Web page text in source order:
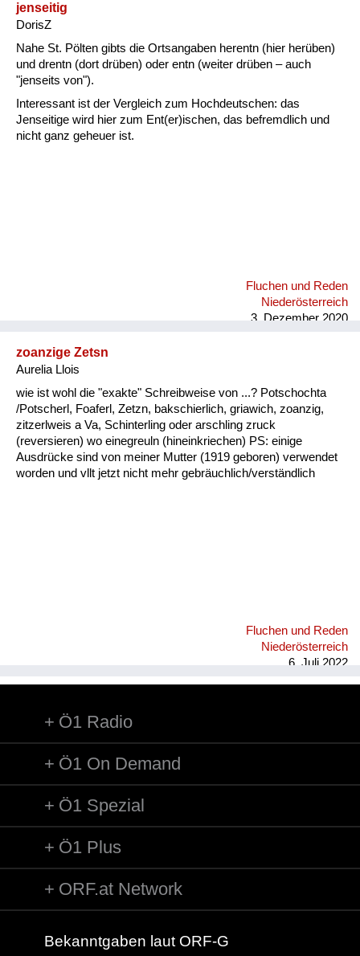
jenseitig
DorisZ
Nahe St. Pölten gibts die Ortsangaben herentn (hier herüben)
und drentn (dort drüben) oder entn (weiter drüben – auch
"jenseits von").
Interessant ist der Vergleich zum Hochdeutschen: das
Jenseitige wird hier zum Ent(er)ischen, das befremdlich und
nicht ganz geheuer ist.
Fluchen und Reden
Niederösterreich
3. Dezember 2020
zoanzige Zetsn
Aurelia Llois
wie ist wohl die "exakte" Schreibweise von ...? Potschochta
/Potscherl, Foaferl, Zetzn, bakschierlich, griawich, zoanzig,
zitzerlweis a Va, Schinterling oder arschling zruck
(reversieren) wo einegreuln (hineinkriechen) PS: einige
Ausdrücke sind von meiner Mutter (1919 geboren) verwendet
worden und vllt jetzt nicht mehr gebräuchlich/verständlich
Fluchen und Reden
Niederösterreich
6. Juli 2022
Ö1 Radio
Ö1 On Demand
Ö1 Spezial
Ö1 Plus
ORF.at Network
Bekanntgaben laut ORF-G